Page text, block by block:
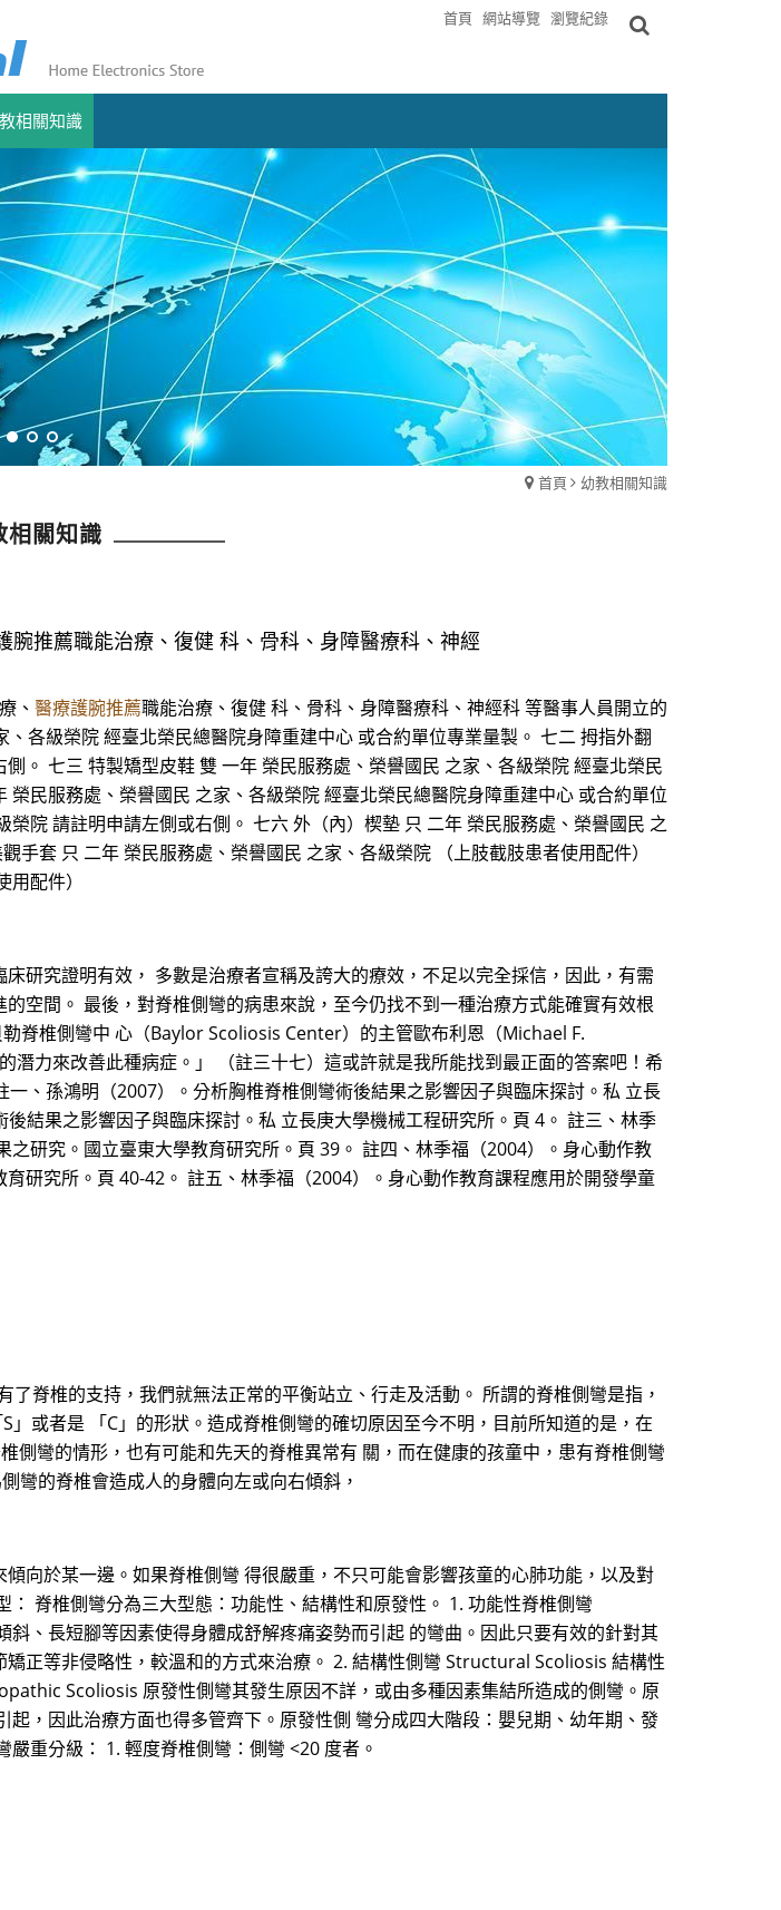
首頁 網站導覽 瀏覽紀錄
相關知識
首頁 幼教相關知識
相關知識
推薦職能治療、復健 科、骨科、身障醫療科、神經
、 醫療護腕推薦職能治療、復健 科、骨科、身障醫療科、神經科 等醫事人員開立的
各級榮院 經臺北榮民總醫院身障重建中心 或合約單位專業量製。 七二 拇指外翻
。 七三 特製矯型皮鞋 雙 一年 榮民服務處、榮譽國民 之家、各級榮院 經臺北榮民
民服務處、榮譽國民 之家、各級榮院 經臺北榮民總醫院身障重建中心 或合約單位
院 請註明申請左側或右側。 七六 外（內）楔墊 只 二年 榮民服務處、榮譽國民 之
套 只 二年 榮民服務處、榮譽國民 之家、各級榮院 （上肢截肢患者使用配件）
配件）
研究證明有效， 多數是治療者宣稱及誇大的療效，不足以完全採信，因此，有需
空間。 最後，對脊椎側彎的病患來說，至今仍找不到一種治療方式能確實有效根
脊椎側彎中 心（Baylor Scoliosis Center）的主管歐布利恩（Michael F.
力來改善此種病症。」 （註三十七）這或許就是我所能找到最正面的答案吧！希
、孫鴻明（2007）。分析胸椎脊椎側彎術後結果之影響因子與臨床探討。私 立長
結果之影響因子與臨床探討。私 立長庚大學機械工程研究所。頁 4。 註三、林季
研究。國立臺東大學教育研究所。頁 39。 註四、林季福（2004）。身心動作教
研究所。頁 40-42。 註五、林季福（2004）。身心動作教育課程應用於開發學童
脊椎的支持，我們就無法正常的平衡站立、行走及活動。 所謂的脊椎側彎是指，
或者是 「C」的形狀。造成脊椎側彎的確切原因至今不明，目前所知道的是，在
彎的情形，也有可能和先天的脊椎異常有 關，而在健康的孩童中，患有脊椎側彎
彎的脊椎會造成人的身體向左或向右傾斜，
向於某一邊。如果脊椎側彎 得很嚴重，不只可能會影響孩童的心肺功能，以及對
脊椎側彎分為三大型態：功能性、結構性和原發性。 1. 功能性脊椎側彎
斜、長短腳等因素使得身體成舒解疼痛姿勢而引起 的彎曲。因此只要有效的針對其
正等非侵略性，較溫和的方式來治療。 2. 結構性側彎 Structural Scoliosis 結構性
Scoliosis 原發性側彎其發生原因不詳，或由多種因素集結所造成的側彎。原
，因此治療方面也得多管齊下。原發性側 彎分成四大階段：嬰兒期、幼年期、發
重分級： 1. 輕度脊椎側彎：側彎 <20 度者。